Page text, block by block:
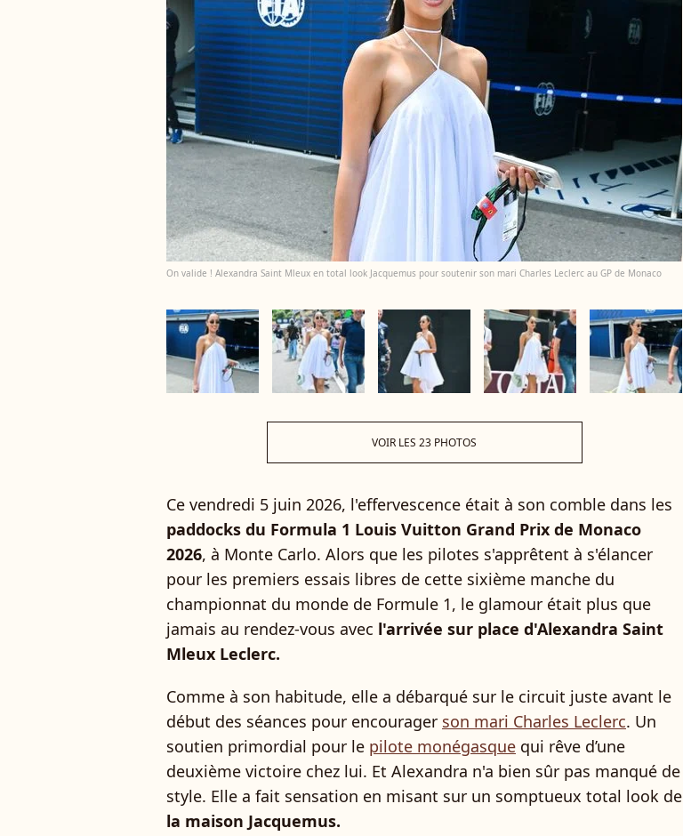
On valide ! Alexandra Saint Mleux en total look Jacquemus pour soutenir son mari Charles Leclerc au GP de Monaco
VOIR LES 23 PHOTOS
Ce vendredi 5 juin 2026, l'effervescence était à son comble dans les
paddocks du Formula 1 Louis Vuitton Grand Prix de Monaco
2026, à Monte Carlo. Alors que les pilotes s'apprêtent à s'élancer
pour les premiers essais libres de cette sixième manche du
championnat du monde de Formule 1, le glamour était plus que
jamais au rendez-vous avec l'arrivée sur place d'Alexandra Saint
Mleux Leclerc.
Comme à son habitude, elle a débarqué sur le circuit juste avant le
début des séances pour encourager son mari Charles Leclerc. Un
soutien primordial pour le pilote monégasque qui rêve d’une
deuxième victoire chez lui. Et Alexandra n'a bien sûr pas manqué de
style. Elle a fait sensation en misant sur un somptueux total look de
la maison Jacquemus.